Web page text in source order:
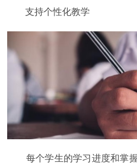
支持个性化教学
每个学生的学习进度和掌握